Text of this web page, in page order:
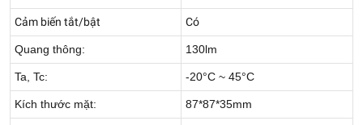
Cảm biến tắt/bật Có
Quang thông: 130lm
Ta, Tc: -20°C ~ 45°C
Kích thước mặt: 87*87*35mm